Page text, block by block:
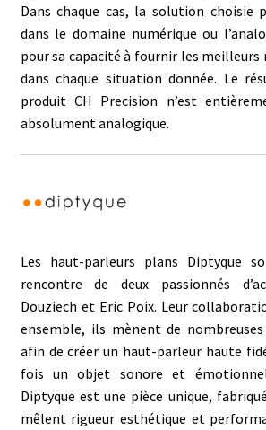
Dans chaque cas, la solution choisie
dans le domaine numérique ou
pour sa capacité à fournir les
dans chaque situation donnée. Le
produit CH Precision n’est
absolument analogique.
Les haut-parleurs plans Diptyque
rencontre de deux passionnés
Douziech et Eric Poix. Leur
ensemble, ils mènent de
afin de créer un haut-parleur haute
fois un objet sonore et
Diptyque est une pièce unique,
mêlent rigueur esthétique et